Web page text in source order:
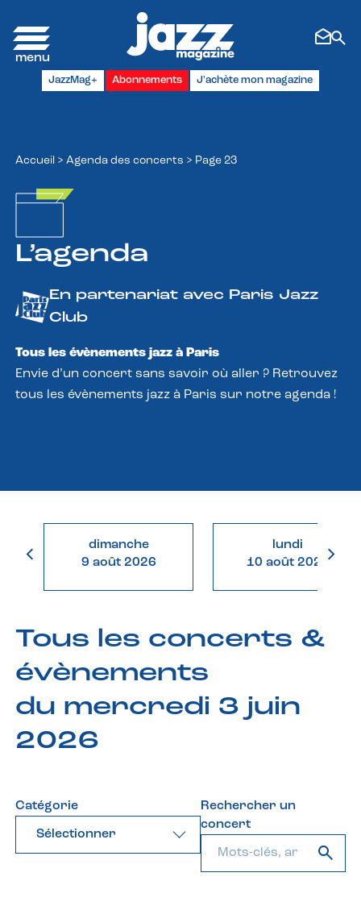
JazzMag+ Abonnements J'achète mon magazine
Accueil > Agenda des concerts > Page 23
L’agenda
En partenariat avec Paris Jazz
Club
Tous les évènements jazz à Paris
Envie d’un concert sans savoir où aller ? Retrouvez
tous les évènements jazz à Paris sur notre agenda !
dimanche
9 août 2026
lundi
10 août 2026
Tous les concerts &
évènements
du mercredi 3 juin
2026
Catégorie
Sélectionner
Rechercher un
concert